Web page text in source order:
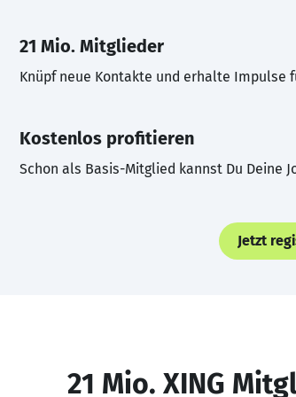
21 Mio. Mitglieder
Knüpf neue Kontakte und erhalte Impulse
Kostenlos profitieren
Schon als Basis-Mitglied kannst Du Deine
Jetzt
21 Mio. XING